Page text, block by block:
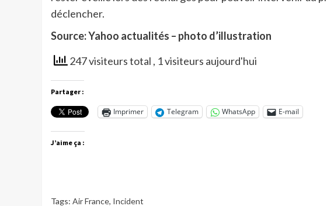
déclencher.
Source: Yahoo actualités – photo d’illustration
247 visiteurs total , 1 visiteurs aujourd'hui
Partager :
Imprimer Telegram WhatsApp E-mail
J’aime ça :
Tags: Air France, Incident